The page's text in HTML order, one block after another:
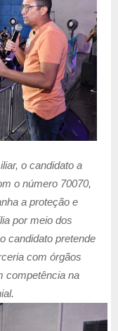
o candidato a
o número 70070,
a proteção e
por meio dos
candidato pretende
com órgãos
competência na